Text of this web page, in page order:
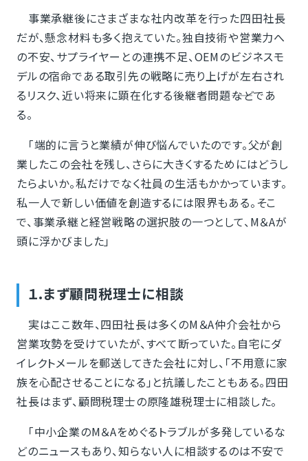
事業承継後にさまざまな社内改革を行った四田社長
だが、懸念材料も多く抱えていた。独自技術や営業力へ
の不安、サプライヤーとの連携不足、OEMのビジネスモ
デルの宿命である取引先の戦略に売り上げが左右され
るリスク、近い将来に顕在化する後継者問題――などであ
る。
「端的に言うと業績が伸び悩んでいたのです。父が創
業したこの会社を残し、さらに大きくするためにはどうし
たらよいか。私だけでなく社員の生活もかかっています。
私一人で新しい価値を創造するには限界もある。そこ
で、事業承継と経営戦略の選択肢の一つとして、M＆Aが
頭に浮かびました」
１.まず顧問税理士に相談
実はここ数年、四田社長は多くのM＆A仲介会社から
営業攻勢を受けていたが、すべて断っていた。自宅にダ
イレクトメールを郵送してきた会社に対し、「不用意に家
族を心配させることになる」と抗議したこともある。四田
社長はまず、顧問税理士の原隆雄税理士に相談した。
「中小企業のM＆Aをめぐるトラブルが多発しているな
どのニュースもあり、知らない人に相談するのは不安で